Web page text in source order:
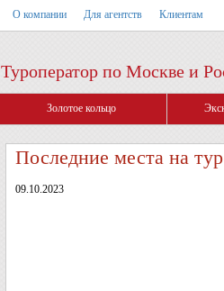
О компании Для агентств Клиентам
Туроператор по Москве и
Золотое кольцо
Последние места на
09.10.2023